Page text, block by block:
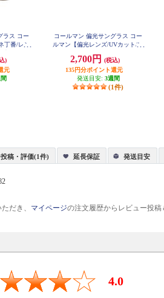
ラス コー
丁番/レン
ガンメタ
1
)
元
コールマン 偏光サングラス コー
ルマン【偏光レンズ/UVカット/レ
偏光)/フレームカラー:ブラック】
CO3033-3
2,700円
(税込)
135円分ポイント還元
発送目安: 3週間
(1件)
稿・評価(1件) 延長保証 発送目安
だき、 マイページの注文履歴からレビュー投稿
4.0